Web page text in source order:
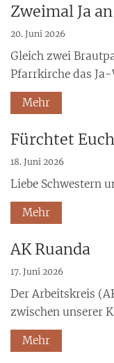
Zweimal Ja
20. Juni 2026
Gleich zwei
Pfarrkirche das Ja-
Mehr
Fürchtet
18. Juni 2026
Liebe Schwestern
Mehr
AK Ruanda
17. Juni 2026
Der Arbeitskreis
zwischen unserer
Mehr